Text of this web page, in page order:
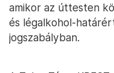
amikor az úttesten
és légalkohol-
jogszabályban.